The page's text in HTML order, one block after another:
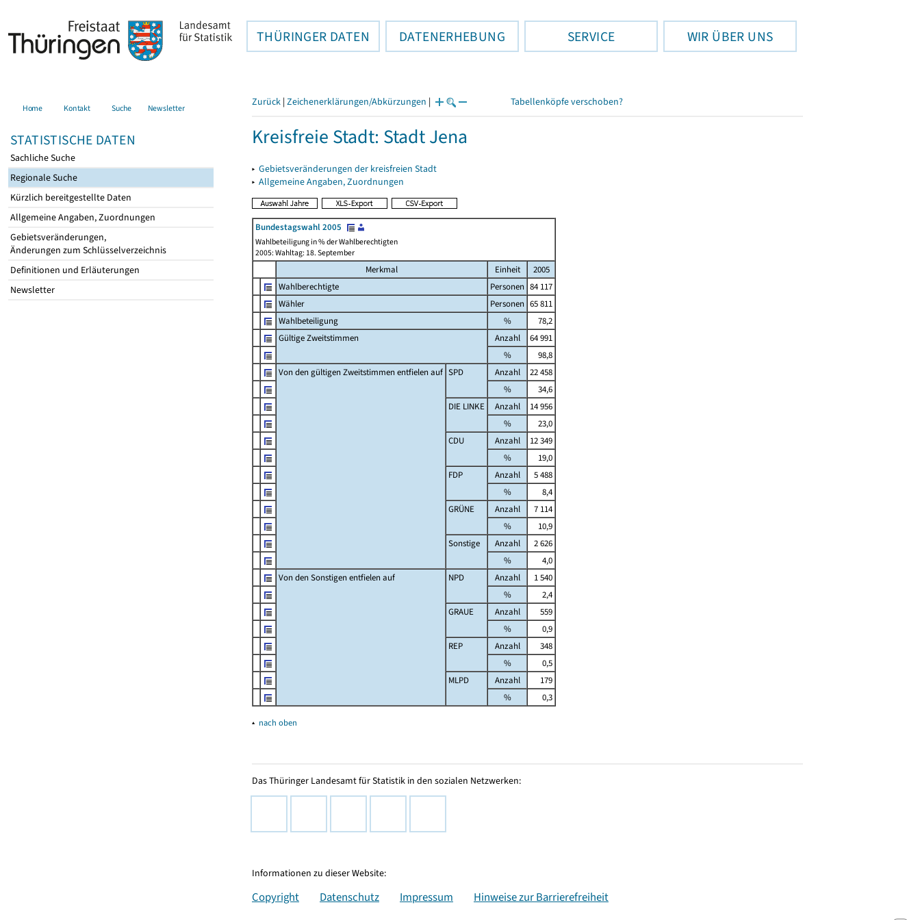
THÜRINGER DATEN DATENERHEBUNG SERVICE WIR ÜBER UNS
Home Kontakt Suche Newsletter
STATISTISCHE DATEN
Sachliche Suche
Regionale Suche
Kürzlich bereitgestellte Daten
Allgemeine Angaben, Zuordnungen
Gebietsveränderungen,
Änderungen zum Schlüsselverzeichnis
Definitionen und Erläuterungen
Newsletter
Zurück | Zeichenerklärungen/Abkürzungen | Tabellenköpfe verschoben?
Kreisfreie Stadt: Stadt Jena
▸ Gebietsveränderungen der kreisfreien Stadt
▸ Allgemeine Angaben, Zuordnungen
Bundestagswahl 2005
Wahlbeteiligung in % der Wahlberechtigten
2005: Wahltag: 18. September
Merkmal Einheit
2005
Wahlberechtigte
Personen 84 117
Wähler
Personen 65 811
Wahlbeteiligung
%
78,2
Gültige Zweitstimmen
Anzahl
64 991
%
98,8
Von den gültigen Zweitstimmen entfielen auf SPD Anzahl
22 458
%
34,6
DIE LINKE
Anzahl
14 956
%
23,0
CDU
Anzahl
12 349
%
19,0
FDP
Anzahl
5 488
%
8,4
GRÜNE
Anzahl
7 114
%
10,9
Sonstige
Anzahl
2 626
%
4,0
Von den Sonstigen entfielen auf
NPD Anzahl
1 540
%
2,4
GRAUE
Anzahl
559
%
0,9
REP
Anzahl
348
%
0,5
MLPD
Anzahl
179
%
0,3
▴ nach oben
Das Thüringer Landesamt für Statistik in den sozialen Netzwerken:
Informationen zu dieser Website:
Copyright Datenschutz Impressum Hinweise zur Barrierefreiheit